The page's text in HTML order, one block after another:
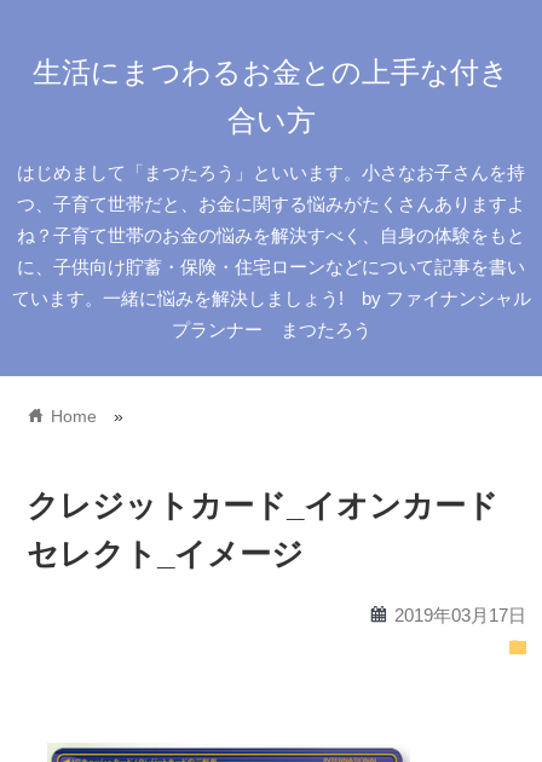
生活にまつわるお金との上手な付き
合い方
はじめまして「まつたろう」といいます。小さなお子さんを持
つ、子育て世帯だと、お金に関する悩みがたくさんありますよ
ね？子育て世帯のお金の悩みを解決すべく、自身の体験をもと
に、子供向け貯蓄・保険・住宅ローンなどについて記事を書い
ています。一緒に悩みを解決しましょう! by ファイナンシャル
プランナー まつたろう
home Home »
クレジットカード_イオンカード
セレクト_イメージ
calendar 2019年03月17日
folder